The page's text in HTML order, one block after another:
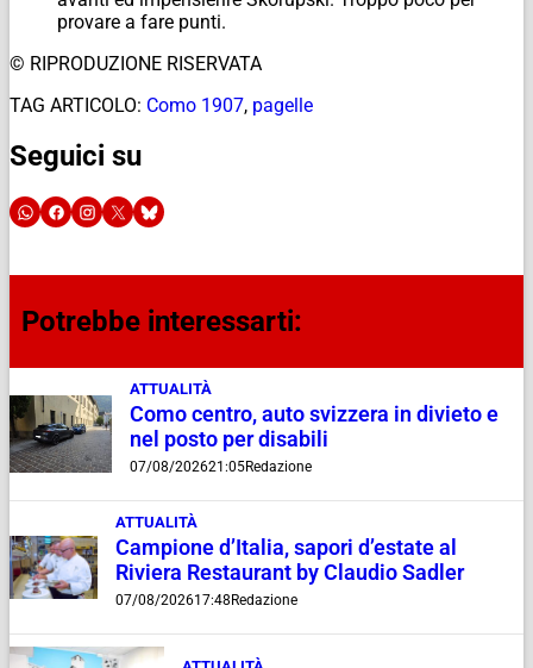
provare a fare punti.
© RIPRODUZIONE RISERVATA
TAG ARTICOLO: Como 1907, pagelle
Seguici su
Potrebbe interessarti:
ATTUALITÀ
Como centro, auto svizzera in divieto e
nel posto per disabili
07/08/202621:05Redazione
ATTUALITÀ
Campione d’Italia, sapori d’estate al
Riviera Restaurant by Claudio Sadler
07/08/202617:48 Redazione